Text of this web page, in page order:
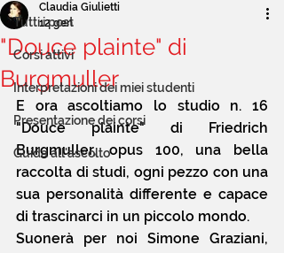
Tutti i post
Corsi attivi
Interpretazioni dei miei studenti
Presentazione dei corsi
Guida all'ascolto
"Douce plainte" di
Burgmuller
Claudia Giulietti
12 gen
E ora ascoltiamo lo studio n. 16
"Douce plainte" di Friedrich
Burgmuller, opus 100, una bella
raccolta di studi, ogni pezzo con una
sua personalità differente e capace
di trascinarci in un piccolo mondo.
Suonerà per noi Simone Graziani,